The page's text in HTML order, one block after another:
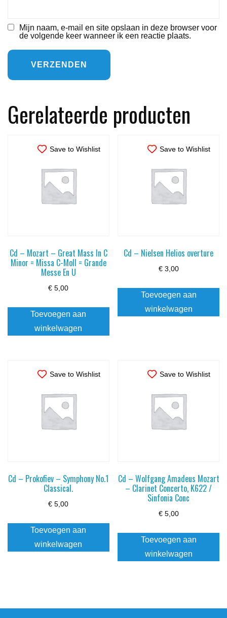
Mijn naam, e-mail en site opslaan in deze browser voor
de volgende keer wanneer ik een reactie plaats.
Gerelateerde producten
Save to Wishlist
Cd – Mozart – Great Mass In C
Minor = Missa C-Moll = Grande
Messe En U
€ 5,00
Toevoegen aan
winkelwagen
Save to Wishlist
Cd – Nielsen Helios overture
€3,00
Toevoegen aan
winkelwagen
Save to Wishlist
Cd – Prokofiev – Symphony No.1
Classical.
€ 5,00
Toevoegen aan
winkelwagen
Save to Wishlist
Cd – Wolfgang Amadeus Mozart
– Clarinet Concerto, K622 /
Sinfonia Conc
€5,00
Toevoegen aan
winkelwagen